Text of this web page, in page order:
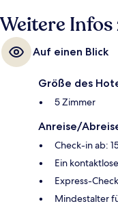
Weitere
Auf einen Blick
Größe des
5 Zimmer
Anreise/
Check-in ab:
Ein
Express-
Mindestalter